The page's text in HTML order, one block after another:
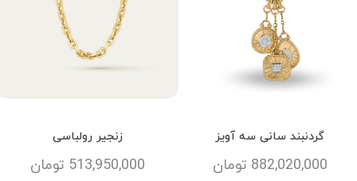
گردنبند سانی سه آویز
882,020,000 تومان
زنجیر رولباسی
513,950,000 تومان